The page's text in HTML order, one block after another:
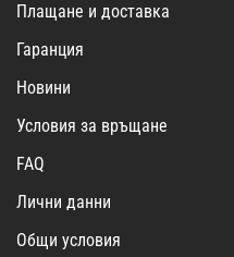
Плащане и доставка
Гаранция
Новини
Условия за връщане
FAQ
Лични данни
Общи условия